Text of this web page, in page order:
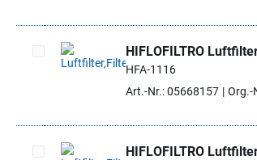
Artikel auswählen
HIFLOFILTRO
HFA-1116
Art.-Nr.: 05668157
Org.-
HIFLOFILTRO